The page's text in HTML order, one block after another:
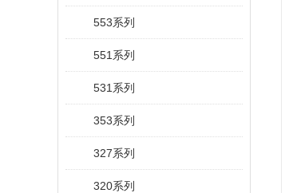
553系列
551系列
531系列
353系列
327系列
320系列